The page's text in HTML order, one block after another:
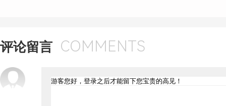
评论留言 COMMENTS